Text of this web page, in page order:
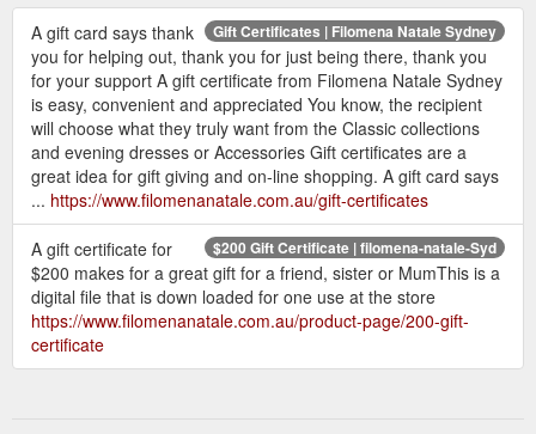
Gift Certificates | Filomena Natale Sydney
A gift card says thank
you for helping out, thank you for just being there, thank you
for your support A gift certificate from Filomena Natale Sydney
is easy, convenient and appreciated You know, the recipient
will choose what they truly want from the Classic collections
and evening dresses or Accessories Gift certificates are a
great idea for gift giving and on-line shopping. A gift card says
... https://www.filomenanatale.com.au/gift-certificates
$200 Gift Certificate | filomena-natale-Syd
A gift certificate for
$200 makes for a great gift for a friend, sister or MumThis is a
digital file that is down loaded for one use at the store
https://www.filomenanatale.com.au/product-page/200-gift-
certificate